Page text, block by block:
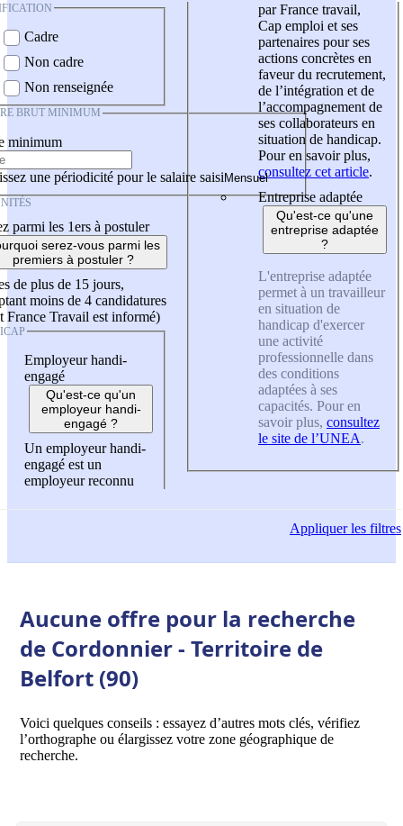
Cadre
Non cadre
Non renseignée
BRUT MINIMUM
minimum
une périodicité pour le salaire saisi
parmi les 1ers à postuler
serez-vous parmi les
premiers à postuler ?
de plus de 15 jours,
moins de 4 candidatures
France Travail est informé)
Employeur handi-
engagé
Qu'est-ce qu'un
employeur handi-
engagé ?
Un employeur handi-
engagé est un
employeur reconnu
par France travail,
Cap emploi et ses
partenaires pour ses
actions concrètes en
faveur du recrutement,
de l’intégration et de
l’accompagnement de
ses collaborateurs en
situation de handicap.
Pour en savoir plus,
consultez cet article.
Entreprise adaptée
Qu'est-ce qu'une
entreprise adaptée
?
L'entreprise adaptée
permet à un travailleur
en situation de
handicap d'exercer
une activité
professionnelle dans
des conditions
adaptées à ses
capacités. Pour en
savoir plus, consultez
le site de l’UNEA.
Appliquerles filtres
Aucune offre pour la recherche
de Cordonnier - Territoire de
Belfort (90)
Voici quelques conseils : essayez d’autres mots clés, vérifiez
l’orthographe ou élargissez votre zone géographique de
recherche.